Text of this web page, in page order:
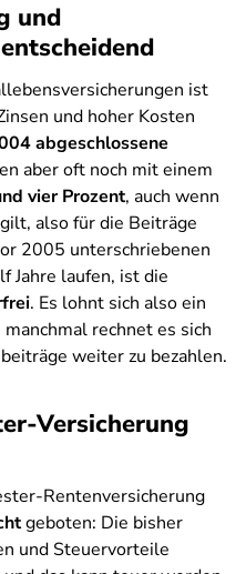
und
ist
und hoher Kosten
abgeschlossene
aber oft noch mit einem
vier Prozent, auch wenn
also für die Beiträge
2005 unterschriebenen
Jahre laufen, ist die
. Es lohnt sich also ein
rechnet es sich
weiter zu bezahlen.
Versicherung
Rentenversicherung
geboten: Die bisher
und Steuervorteile